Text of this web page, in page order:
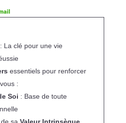
: La clé pour une vie
essentiels pour renforcer
:
Soi : Base de toute
sa Valeur Intrinsèque